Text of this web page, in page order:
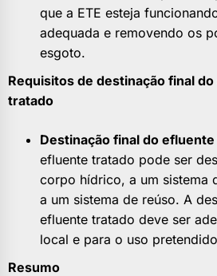
que a ETE esteja
adequada e removendo os
esgoto.
Requisitos de destinação final
tratado
Destinação final do
efluente tratado pode ser
corpo hídrico, a um sistema
a um sistema de reúso. A
efluente tratado deve ser
local e para o uso
Resumo